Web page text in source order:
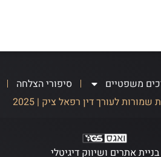
משפטיים סיפורי הצלחה
שמורות לעורך דין רפאל ציק | 2025
בניית אתרים ושיווק דיגיטלי